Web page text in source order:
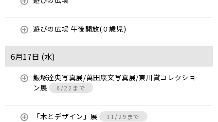
遊びの広場 午後開放(０歳児)
6月17日 (水)
飯塚達央写真展/萬田康文写真展/東川賞コレクショ
ン展
6/22まで
「木とデザイン」展 11/29まで